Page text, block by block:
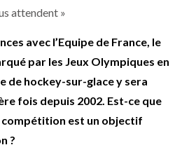
attendent »
avec l’Equipe de France, le
par les Jeux Olympiques en
de hockey-sur-glace y sera
fois depuis 2002. Est-ce que
est un objectif
?